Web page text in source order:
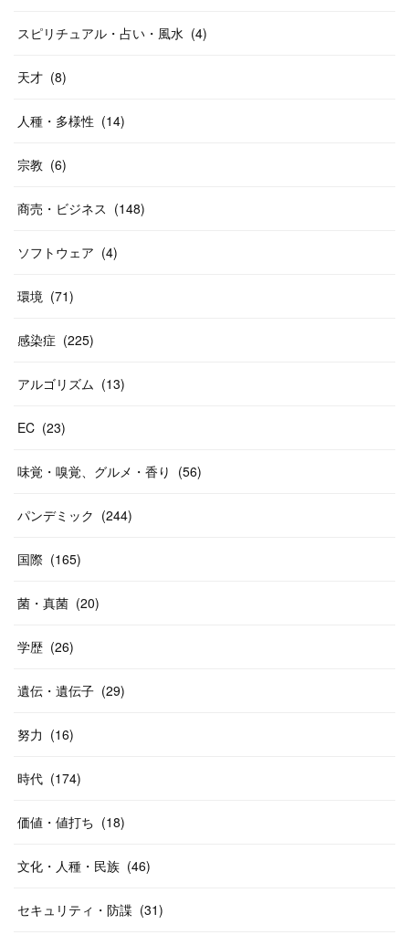
スピリチュアル・占い・風水 (4)
天才 (8)
人種・多様性 (14)
宗教 (6)
商売・ビジネス (148)
ソフトウェア (4)
環境 (71)
感染症 (225)
アルゴリズム (13)
EC (23)
味覚・嗅覚、グルメ・香り (56)
パンデミック (244)
国際 (165)
菌・真菌 (20)
学歴 (26)
遺伝・遺伝子 (29)
努力 (16)
時代 (174)
価値・値打ち (18)
文化・人種・民族 (46)
セキュリティ・防諜 (31)